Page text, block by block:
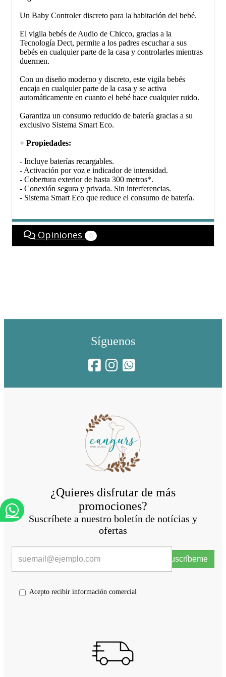
Un Baby Controler discreto para la habitación del bebé.
El vigila bebés de Audio de Chicco, gracias a la
Tecnología Dect, permite a los padres escuchar a sus
bebés en cualquier parte de la casa y controlarles mientras
duermen.
Con un diseño moderno y discreto, este vigila bebés
encaja en cualquier parte de la casa y se activa
automáticamente en cuanto el bebé hace cualquier ruido.
Garantiza un consumo reducido de batería gracias a su
exclusivo Sistema Smart Eco.
+ Propiedades:
- Incluye baterías recargables.
- Activación por voz e indicador de intensidad.
- Cobertura exterior de hasta 300 metros*.
- Conexión segura y privada. Sin interferencias.
- Sistema Smart Eco que reduce el consumo de batería.
Opiniones 0
Síguenos
¿Quieres disfrutar de más
promociones?
Suscríbete a nuestro boletín de notícias y
ofertas
Suscríbeme
Acepto recibir información comercial